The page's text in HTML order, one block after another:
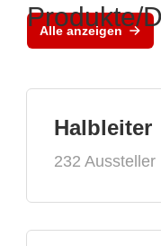
Alle anzeigen
Produkte/
Halbleiter
232 Aussteller